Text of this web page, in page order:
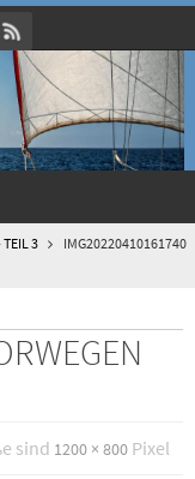
TEIL 3
IMG20220410161740
sind 1200 × 800Pixel